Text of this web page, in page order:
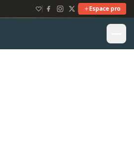
Espace pro